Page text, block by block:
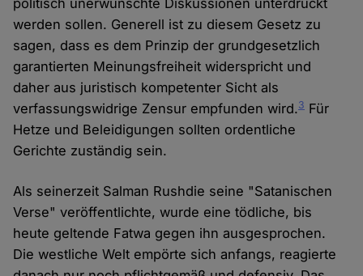
politisch unerwünschte Diskussionen unterdrückt
werden sollen. Generell ist zu diesem Gesetz zu
sagen, dass es dem Prinzip der grundgesetzlich
garantierten Meinungsfreiheit widerspricht und
daher aus juristisch kompetenter Sicht als
verfassungswidrige Zensur empfunden wird.3 Für
Hetze und Beleidigungen sollten ordentliche
Gerichte zuständig sein.
Als seinerzeit Salman Rushdie seine "Satanischen
Verse" veröffentlichte, wurde eine tödliche, bis
heute geltende Fatwa gegen ihn ausgesprochen.
Die westliche Welt empörte sich anfangs, reagierte